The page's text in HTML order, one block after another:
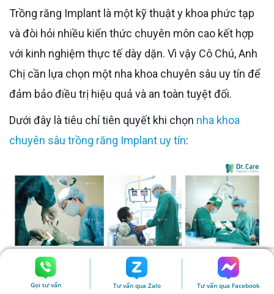
Trồng răng Implant là một kỹ thuật y khoa phức tạp
và đòi hỏi nhiều kiến thức chuyên môn cao kết hợp
với kinh nghiệm thực tế dày dặn. Vì vậy Cô Chú, Anh
Chị cần lựa chọn một nha khoa chuyên sâu uy tín để
đảm bảo điều trị hiệu quả và an toàn tuyệt đối.
Dưới đây là tiêu chí tiên quyết khi chọn nha khoa
chuyên sâu trồng răng Implant uy tín:
Gọi tư vấn Tư vấn qua Zalo Tư vấn qua Facebook